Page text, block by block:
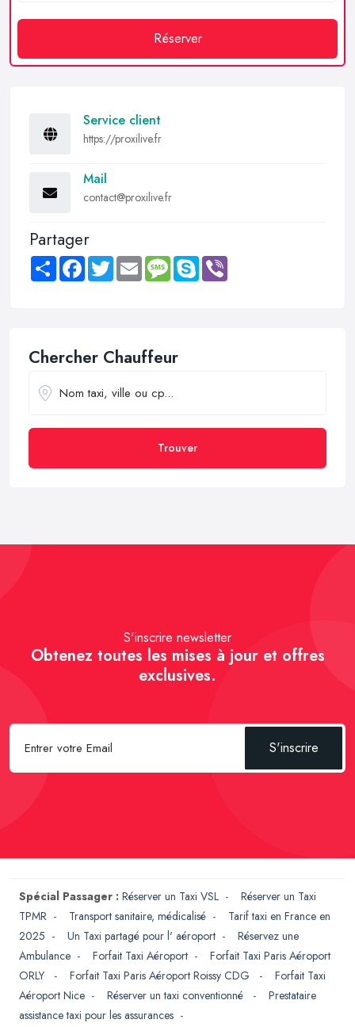
Réserver
Service client
https://proxilive.fr
Mail
contact@proxilive.fr
Partager
Share FacebookTwitter Email MessageSkype
Chercher Chauffeur
Trouver
S'inscrire newsletter
Obtenez toutes les mises à jour et offres
exclusives.
S'inscrire
Spécial Passager : Réserver un Taxi VSL - Réserver un Taxi
TPMR - Transport sanitaire, médicalisé - Tarif taxi en France en
2025 - Un Taxi partagé pour l' aéroport - Réservez une
Ambulance - Forfait Taxi Aéroport - Forfait Taxi Paris Aéroport
ORLY
- Forfait Taxi Paris Aéroport Roissy CDG - Forfait Taxi
Aéroport Nice - Réserver un taxi conventionné - Prestataire
assistance taxi pour les assurances -